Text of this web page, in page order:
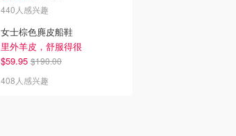
440人感兴趣
女士棕色麂皮船鞋
里外羊皮，舒服得很
$59.95 $190.00
408人感兴趣